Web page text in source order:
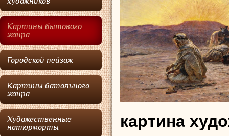
Картины бытового
жанра
Городской пейзаж
Картины батального
жанра
Художественные
натюрморты
картина